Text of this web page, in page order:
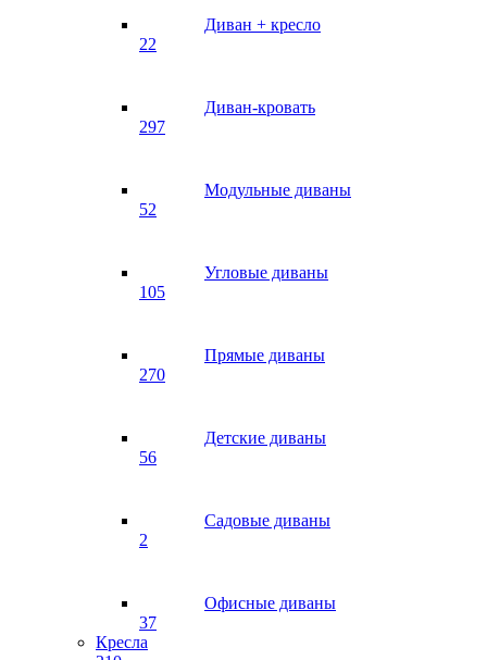
Диван + кресло
22
Диван-кровать
297
Модульные диваны
52
Угловые диваны
105
Прямые диваны
270
Детские диваны
56
Садовые диваны
2
Офисные диваны
37
Кресла